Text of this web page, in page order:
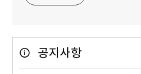
공지사항